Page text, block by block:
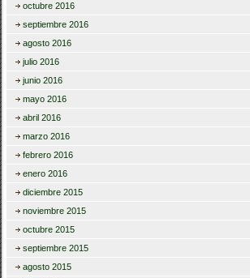
octubre 2016
septiembre 2016
agosto 2016
julio 2016
junio 2016
mayo 2016
abril 2016
marzo 2016
febrero 2016
enero 2016
diciembre 2015
noviembre 2015
octubre 2015
septiembre 2015
agosto 2015